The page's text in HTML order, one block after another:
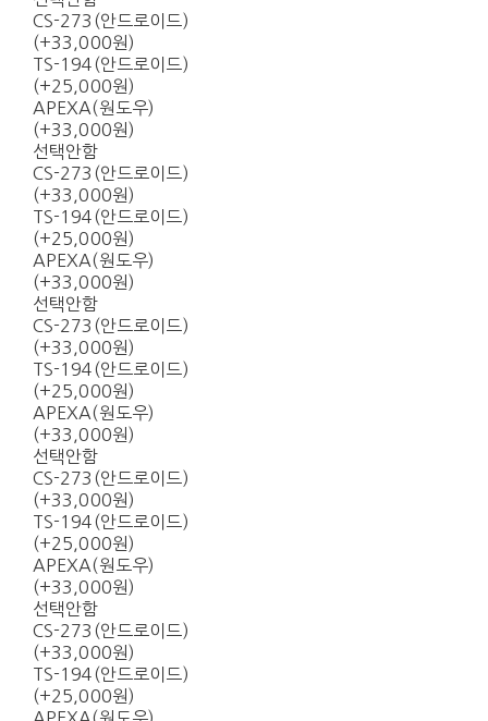
CS-273(안드로이드)
(+33,000원)
TS-194(안드로이드)
(+25,000원)
APEXA(원도우)
(+33,000원)
선택안함
CS-273(안드로이드)
(+33,000원)
TS-194(안드로이드)
(+25,000원)
APEXA(원도우)
(+33,000원)
선택안함
CS-273(안드로이드)
(+33,000원)
TS-194(안드로이드)
(+25,000원)
APEXA(원도우)
(+33,000원)
선택안함
CS-273(안드로이드)
(+33,000원)
TS-194(안드로이드)
(+25,000원)
APEXA(원도우)
(+33,000원)
선택안함
CS-273(안드로이드)
(+33,000원)
TS-194(안드로이드)
(+25,000원)